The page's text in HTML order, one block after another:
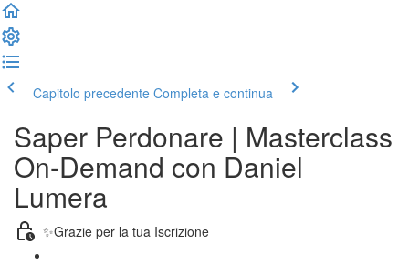
Capitolo precedente Completa e continua
Saper Perdonare | Masterclass
On-Demand con Daniel
Lumera
✨Grazie per la tua Iscrizione